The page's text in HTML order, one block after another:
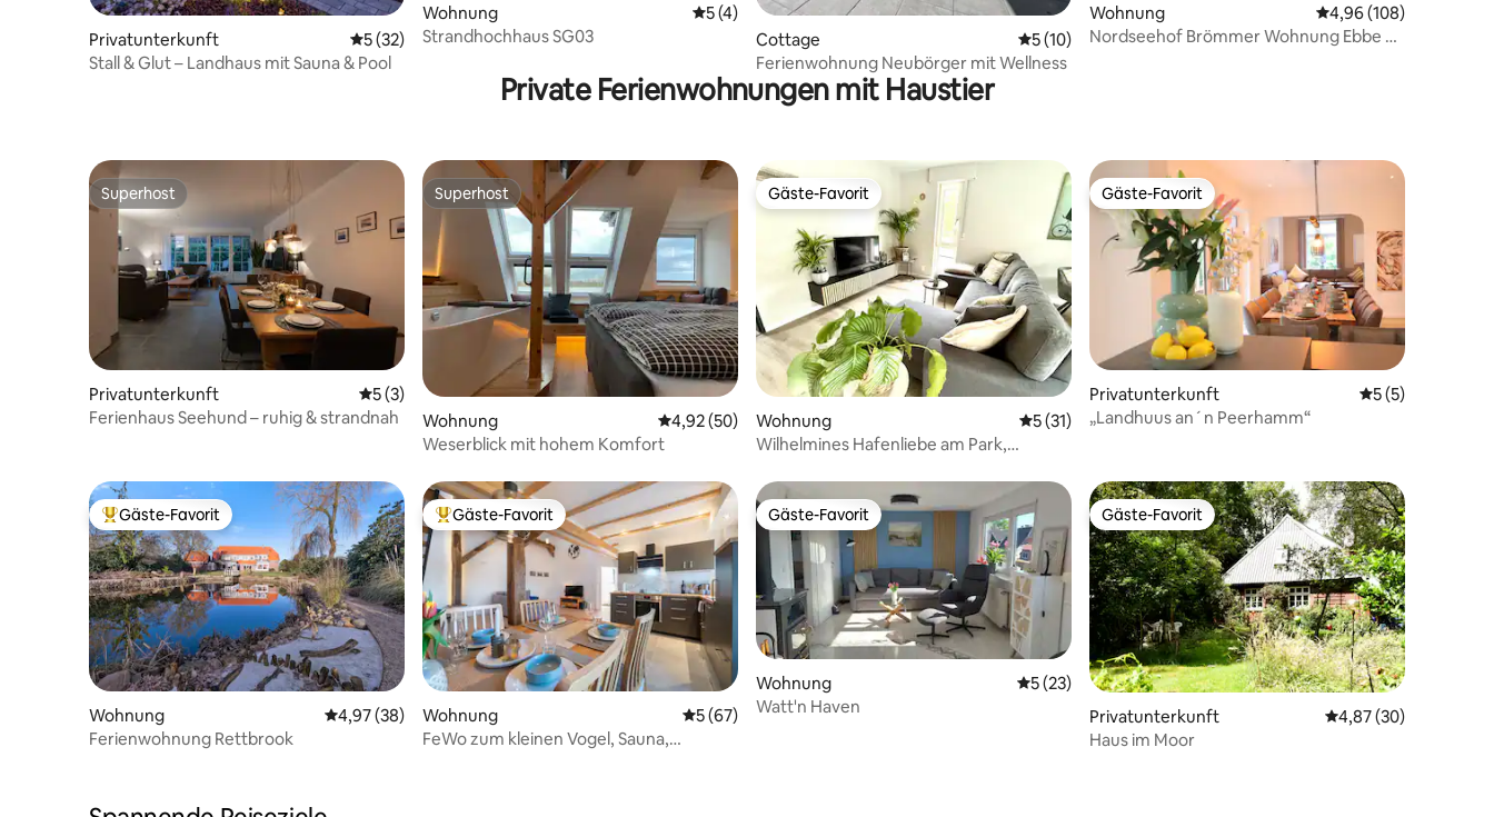
Privatunterkunft Durchschnittliche Bewertung: 5 von 5, 32 Bewertungen
5 (32)
Stall & Glut – Landhaus mit Sauna & Pool
Wohnung Durchschnittliche Bewertung: 5 von 5, 4 Bewertungen
5 (4)
Strandhochhaus SG03
Cottage Durchschnittliche Bewertung: 5 von 5, 10 Bewertungen
5 (10)
Ferienwohnung Neubörger mit Wellness
Wohnung Durchschnittliche
4,96 (108)
Nordseehof Brömmer Wohnung Ebbe &
Private Ferienwohnungen mit Haustier
Superhost
Superhost
Privatunterkunft Durchschnittliche Bewertung: 5 von 5, 3 Bewertungen
5 (3)
Ferienhaus Seehund – ruhig & strandnah
Superhost
Superhost
Wohnung Durchschnittliche Bewertung: 4,92 von 5, 50 Bewertungen
4,92 (50)
Weserblick mit hohem Komfort
Gäste-Favorit
Gäste-Favorit
Wohnung Durchschnittliche Bewertung: 5 von 5, 31 Bewertungen
5 (31)
Wilhelmines Hafenliebe am Park,
Gäste-Favorit
Gäste-Favorit
Privatunterkunft
5 (5)
„Landhuus an´n Peerhamm“
Beliebter Gäste-Favorit.
Gäste-Favorit
Wohnung Durchschnittliche Bewertung: 4,97 von 5, 38 Bewertungen
4,97 (38)
Ferienwohnung Rettbrook
Beliebter Gäste-Favorit.
Gäste-Favorit
Wohnung Durchschnittliche Bewertung: 5 von 5, 67 Bewertungen
5 (67)
FeWo zum kleinen Vogel, Sauna,
Gäste-Favorit
Gäste-Favorit
Wohnung Durchschnittliche Bewertung: 5 von 5, 23 Bewertungen
5 (23)
Watt'n Haven
Gäste-Favorit
Gäste-Favorit
Privatunterkunft Durchschnittliche
4,87 (30)
Haus im Moor